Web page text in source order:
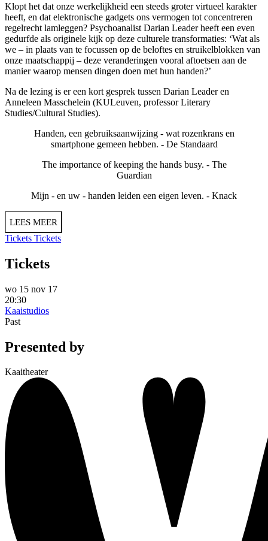
Klopt het dat onze werkelijkheid een steeds groter virtueel karakter
heeft, en dat elektronische gadgets ons vermogen tot concentreren
regelrecht lamleggen? Psychoanalist Darian Leader heeft een even
gedurfde als originele kijk op deze culturele transformaties: ‘Wat als
we – in plaats van te focussen op de beloftes en struikelblokken van
onze maatschappij – deze veranderingen vooral aftoetsen aan de
manier waarop mensen dingen doen met hun handen?’
Na de lezing is er een kort gesprek tussen Darian Leader en
Anneleen Masschelein (KULeuven, professor Literary
Studies/Cultural Studies).
Handen, een gebruiksaanwijzing - wat rozenkrans en
smartphone gemeen hebben. - De Standaard
The importance of keeping the hands busy. - The
Guardian
Mijn - en uw - handen leiden een eigen leven. - Knack
LEES MEER
Tickets Tickets
Tickets
wo 15 nov 17
20:30
Kaaistudios
Past
Presented by
Kaaitheater